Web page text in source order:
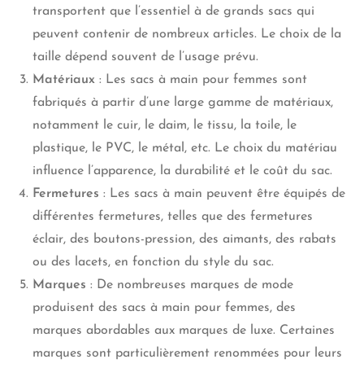
transportent que l’essentiel à de grands sacs qui
peuvent contenir de nombreux articles. Le choix de la
taille dépend souvent de l’usage prévu.
Matériaux : Les sacs à main pour femmes sont
fabriqués à partir d’une large gamme de matériaux,
notamment le cuir, le daim, le tissu, la toile, le
plastique, le PVC, le métal, etc. Le choix du matériau
influence l’apparence, la durabilité et le coût du sac.
Fermetures : Les sacs à main peuvent être équipés de
différentes fermetures, telles que des fermetures
éclair, des boutons-pression, des aimants, des rabats
ou des lacets, en fonction du style du sac.
Marques : De nombreuses marques de mode
produisent des sacs à main pour femmes, des
marques abordables aux marques de luxe. Certaines
marques sont particulièrement renommées pour leurs